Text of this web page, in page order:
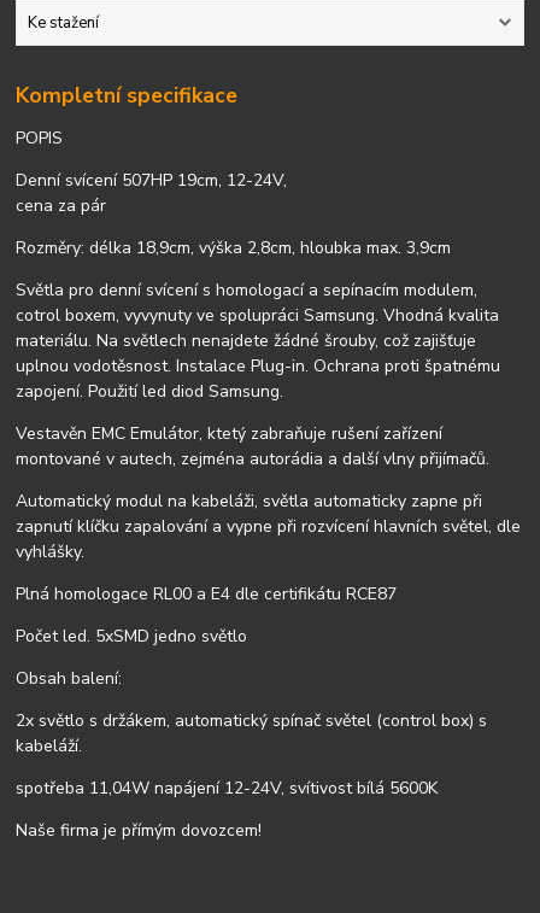
Ke stažení
Kompletní specifikace
POPIS
Denní svícení 507HP 19cm, 12-24V,
cena za pár
Rozměry: délka 18,9cm, výška 2,8cm, hloubka max. 3,9cm
Světla pro denní svícení s homologací a sepínacím modulem,
cotrol boxem, vyvynuty ve spolupráci Samsung. Vhodná kvalita
materiálu. Na světlech nenajdete žádné šrouby, což zajišťuje
uplnou vodotěsnost. Instalace Plug-in. Ochrana proti špatnému
zapojení. Použití led diod Samsung.
Vestavěn EMC Emulátor, ktetý zabraňuje rušení zařízení
montované v autech, zejména autorádia a další vlny přijímačů.
Automatický modul na kabeláži, světla automaticky zapne při
zapnutí klíčku zapalování a vypne při rozvícení hlavních světel, dle
vyhlášky.
Plná homologace RL00 a E4 dle certifikátu RCE87
Počet led. 5xSMD jedno světlo
Obsah balení:
2x světlo s držákem, automatický spínač světel (control box) s
kabeláží.
spotřeba 11,04W napájení 12-24V, svítivost bílá 5600K
Naše firma je přímým dovozcem!